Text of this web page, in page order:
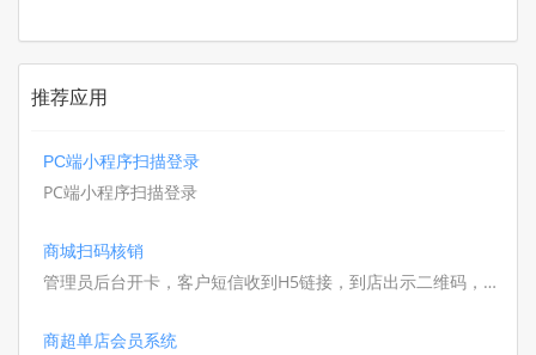
推荐应用
PC端小程序扫描登录
PC端小程序扫描登录
商城扫码核销
管理员后台开卡，客户短信收到H5链接，到店出示二维码，店
商超单店会员系统